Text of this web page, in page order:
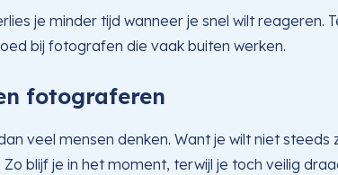
je minder tijd wanneer je snel wilt
bij fotografen die vaak buiten werken.
fotograferen
veel mensen denken. Want je wilt niet
blijf je in het moment, terwijl je toch veilig